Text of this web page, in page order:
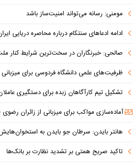
مومنی: رسانه می‌تواند امنیت‌ساز باشد
ادامه ادعاهای سنتکام درباره محاصره دریایی
صالحی: خبرنگاران در سخت‌ترین شرایط کنار
ظرفیت‌های علمی دانشگاه فردوسی برای میزبانی
تشکیل تیم کارآگاهان زبده برای دستگیری
آماده‌سازی مواکب برای میزبانی از زائران
هانتر بایدن: سرطان جو بایدن به
تاکید صریح همتی بر تشدید نظارت بر بانک‌ها